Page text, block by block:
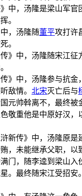
中，汤隆是梁山军官
。
，汤隆随董平攻打许
。
》中，汤隆随宋江征
》中，汤隆参与抗金
敌情。 北宋灭亡后与
元帅斡离不，最终被
敬重他是中原好汉，
新传》中，汤隆原是
，未能继承父职，以
门，随李逵到梁山入
。最终随宋江受招安。